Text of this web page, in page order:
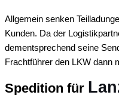
Allgemein senken
Kunden. Da der
dementsprechend seine
Frachtführer den LKW dann
Spedition für